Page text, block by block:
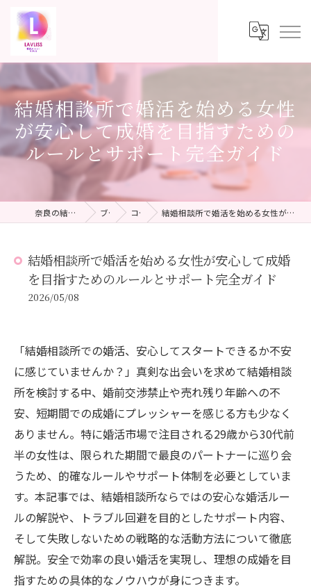
結婚相談所で婚活を始める女性
が安心して成婚を目指すための
ルールとサポート完全ガイド
奈良の結婚相談所ならLAVLISS ブログ コラム 結婚相談所で婚活を始める女性が安心して成婚を目指すためのルールとサポート完全ガイド
結婚相談所で婚活を始める女性が安心して成婚
を目指すためのルールとサポート完全ガイド
2026/05/08
「結婚相談所での婚活、安心してスタートできるか不安
に感じていませんか？」真剣な出会いを求めて結婚相談
所を検討する中、婚前交渉禁止や売れ残り年齢への不
安、短期間での成婚にプレッシャーを感じる方も少なく
ありません。特に婚活市場で注目される29歳から30代前
半の女性は、限られた期間で最良のパートナーに巡り会
うため、的確なルールやサポート体制を必要としていま
す。本記事では、結婚相談所ならではの安心な婚活ルー
ルの解説や、トラブル回避を目的としたサポート内容、
そして失敗しないための戦略的な活動方法について徹底
解説。安全で効率の良い婚活を実現し、理想の成婚を目
指すための具体的なノウハウが身につきます。